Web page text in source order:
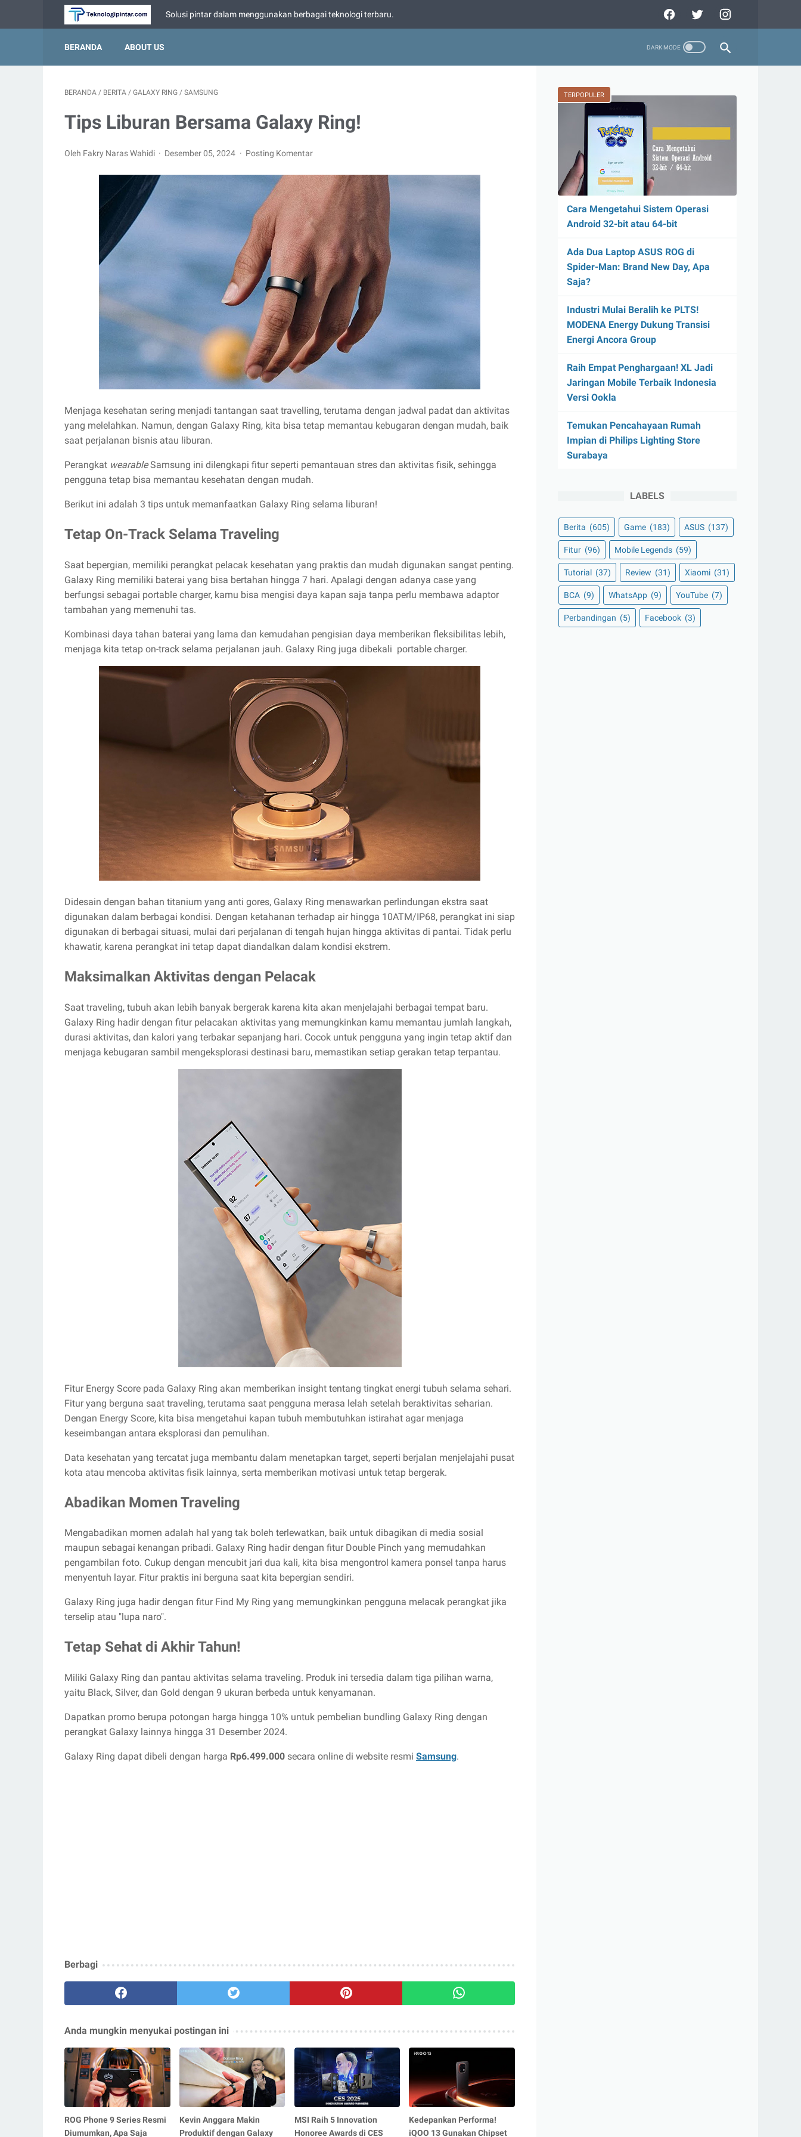
Solusi pintar dalam menggunakan berbagai teknologi terbaru.
BERANDA ABOUT US
BERANDA / BERITA / GALAXY RING / SAMSUNG
Tips Liburan Bersama Galaxy Ring!
Oleh Fakry Naras Wahidi Desember 05, 2024 Posting Komentar
Menjaga kesehatan sering menjadi tantangan saat travelling, terutama dengan jadwal padat dan aktivitas
yang melelahkan. Namun, dengan Galaxy Ring, kita bisa tetap memantau kebugaran dengan mudah, baik
saat perjalanan bisnis atau liburan.
Perangkat wearableSamsung ini dilengkapi fitur seperti pemantauan stres dan aktivitas fisik, sehingga
pengguna tetap bisa memantau kesehatan dengan mudah.
Berikut ini adalah 3 tips untuk memanfaatkan Galaxy Ring selama liburan!
Tetap On-Track Selama Traveling
Saat bepergian, memiliki perangkat pelacak kesehatan yang praktis dan mudah digunakan sangat penting.
Galaxy Ring memiliki baterai yang bisa bertahan hingga 7 hari. Apalagi dengan adanya case yang
berfungsi sebagai portable charger, kamu bisa mengisi daya kapan saja tanpa perlu membawa adaptor
tambahan yang memenuhi tas.
Kombinasi daya tahan baterai yang lama dan kemudahan pengisian daya memberikan fleksibilitas lebih,
menjaga kita tetap on-track selama perjalanan jauh. Galaxy Ring juga dibekali portable charger.
Didesain dengan bahan titanium yang anti gores, Galaxy Ring menawarkan perlindungan ekstra saat
digunakan dalam berbagai kondisi. Dengan ketahanan terhadap air hingga 10ATM/IP68, perangkat ini siap
digunakan di berbagai situasi, mulai dari perjalanan di tengah hujan hingga aktivitas di pantai. Tidak perlu
khawatir, karena perangkat ini tetap dapat diandalkan dalam kondisi ekstrem.
Maksimalkan Aktivitas dengan Pelacak
Saat traveling, tubuh akan lebih banyak bergerak karena kita akan menjelajahi berbagai tempat baru.
Galaxy Ring hadir dengan fitur pelacakan aktivitas yang memungkinkan kamu memantau jumlah langkah,
durasi aktivitas, dan kalori yang terbakar sepanjang hari. Cocok untuk pengguna yang ingin tetap aktif dan
menjaga kebugaran sambil mengeksplorasi destinasi baru, memastikan setiap gerakan tetap terpantau.
Fitur Energy Score pada Galaxy Ring akan memberikan insight tentang tingkat energi tubuh selama sehari.
Fitur yang berguna saat traveling, terutama saat pengguna merasa lelah setelah beraktivitas seharian.
Dengan Energy Score, kita bisa mengetahui kapan tubuh membutuhkan istirahat agar menjaga
keseimbangan antara eksplorasi dan pemulihan.
Data kesehatan yang tercatat juga membantu dalam menetapkan target, seperti berjalan menjelajahi pusat
kota atau mencoba aktivitas fisik lainnya, serta memberikan motivasi untuk tetap bergerak.
Abadikan Momen Traveling
Mengabadikan momen adalah hal yang tak boleh terlewatkan, baik untuk dibagikan di media sosial
maupun sebagai kenangan pribadi. Galaxy Ring hadir dengan fitur Double Pinch yang memudahkan
pengambilan foto. Cukup dengan mencubit jari dua kali, kita bisa mengontrol kamera ponsel tanpa harus
menyentuh layar. Fitur praktis ini berguna saat kita bepergian sendiri.
Galaxy Ring juga hadir dengan fitur Find My Ring yang memungkinkan pengguna melacak perangkat jika
terselip atau "lupa naro".
Tetap Sehat di Akhir Tahun!
Miliki Galaxy Ring dan pantau aktivitas selama traveling. Produk ini tersedia dalam tiga pilihan warna,
yaitu Black, Silver, dan Gold dengan 9 ukuran berbeda untuk kenyamanan.
Dapatkan promo berupa potongan harga hingga 10% untuk pembelian bundling Galaxy Ring dengan
perangkat Galaxy lainnya hingga 31 Desember 2024.
Galaxy Ring dapat dibeli dengan harga Rp6.499.000 secara online di website resmi Samsung.
Berbagi
Anda mungkin menyukai postingan ini
ROG Phone 9 Series Resmi
Diumumkan, Apa Saja
Kevin Anggara Makin
Produktif dengan Galaxy
MSI Raih 5 Innovation
Honoree Awards di CES
Kedepankan Performa!
iQOO 13 Gunakan Chipset
TERPOPULER
Cara Mengetahui Sistem Operasi
Android 32-bit atau 64-bit
Ada Dua Laptop ASUS ROG di
Spider-Man: Brand New Day, Apa
Saja?
Industri Mulai Beralih ke PLTS!
MODENA Energy Dukung Transisi
Energi Ancora Group
Raih Empat Penghargaan! XL Jadi
Jaringan Mobile Terbaik Indonesia
Versi Ookla
Temukan Pencahayaan Rumah
Impian di Philips Lighting Store
Surabaya
LABELS
Berita (605) Game (183) ASUS (137)
Fitur (96) Mobile Legends (59)
Tutorial (37) Review (31) Xiaomi (31)
BCA (9) WhatsApp (9) YouTube (7)
Perbandingan (5) Facebook (3)